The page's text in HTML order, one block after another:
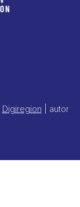
Digiregion | autor